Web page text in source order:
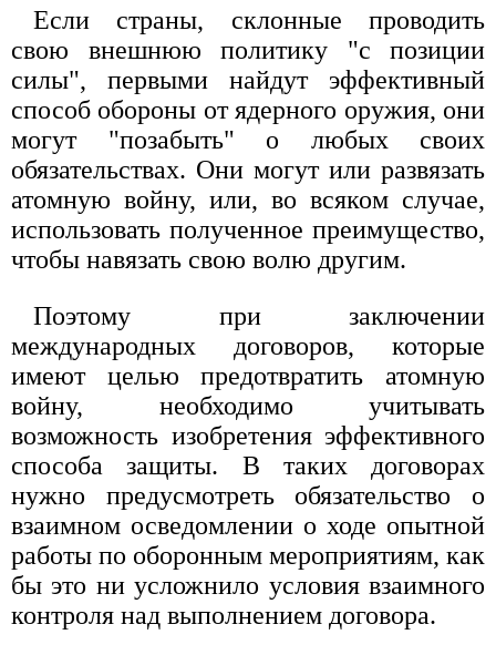
Если страны, склонные проводить
свою внешнюю политику "с позиции
силы", первыми найдут эффективный
способ обороны от ядерного оружия, они
могут "позабыть" о любых своих
обязательствах. Они могут или развязать
атомную войну, или, во всяком случае,
использовать полученное преимущество,
чтобы навязать свою волю другим.
Поэтому при заключении
международных договоров, которые
имеют целью предотвратить атомную
войну, необходимо учитывать
возможность изобретения эффективного
способа защиты. В таких договорах
нужно предусмотреть обязательство о
взаимном осведомлении о ходе опытной
работы по оборонным мероприятиям, как
бы это ни усложнило условия взаимного
контроля над выполнением договора.